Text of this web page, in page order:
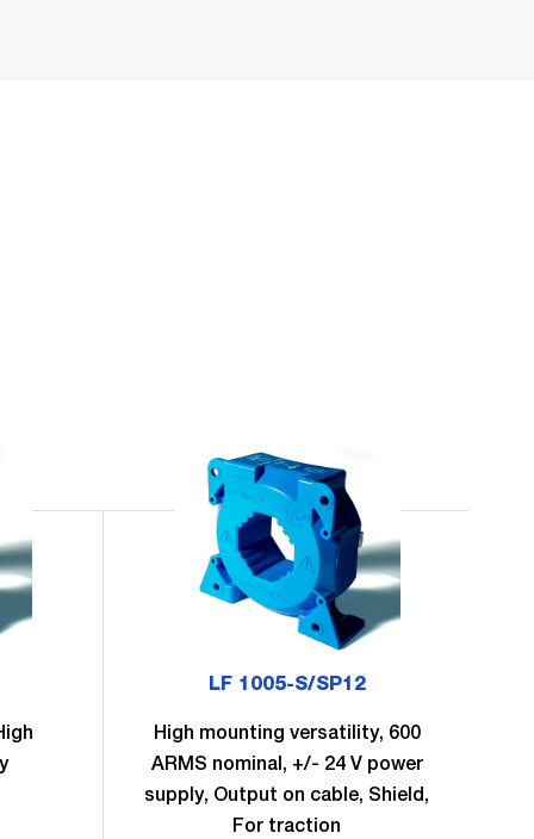
LF 1005-S/SP12
High mounting versatility, 600
ARMS nominal, +/- 24 V power
supply, Output on cable, Shield,
For traction